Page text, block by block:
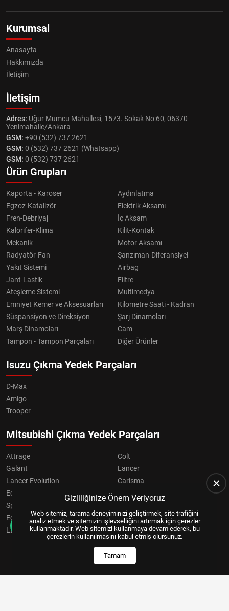
Kurumsal
Anasayfa
Hakkımızda
İletişim
İletişim
Adres: Uğur Mumcu Mahallesi, 1573. Sokak No:60, 06370
Yenimahalle/Ankara
GSM: +90 (532) 737 2621
GSM: 0 (532) 737 2621 (Whatsapp)
GSM: 0 (532) 737 2621
Ürün Grupları
Kaporta - Karoser
Aydınlatma
Egzoz-Katalizör
Elektrik Aksamı
Fren-Debriyaj
İç Aksam
Kalorifer-Klima
Kilit-Kontak
Mekanik
Motor Aksamı
Radyatör-Fan
Şanzıman-Diferansiyel
Yakıt Sistemi
Airbag
Jant-Lastik
Filtre
Ateşleme Sistemi
Multimedya
Emniyet Kemer ve Aksesuarları
Kilometre Saati - Kadran
Süspansiyon ve Direksiyon
Şarj Dinamoları
Marş Dinamoları
Cam
Tampon - Tampon Parçaları
Diğer Ürünler
Isuzu Çıkma Yedek Parçaları
D-Max
Amigo
Trooper
Mitsubishi Çıkma Yedek Parçaları
Attrage
Colt
Galant
Lancer
Lancer Evolution
Carisma
Eclipse
Grandis
Space Star
Eclipse Cross
OUTLANDER
L200
Pajero
Gizliliğinize Önem Veriyoruz
Web sitemiz, tarama deneyiminizi geliştirmek, site trafiğini
analiz etmek ve sitemizin işlevselliğini artırmak için çerezler
kullanmaktadır. Web sitemizi kullanmaya devam ederek, bu
çerezlerin kullanılmasını kabul etmiş olursunuz.
Tamam